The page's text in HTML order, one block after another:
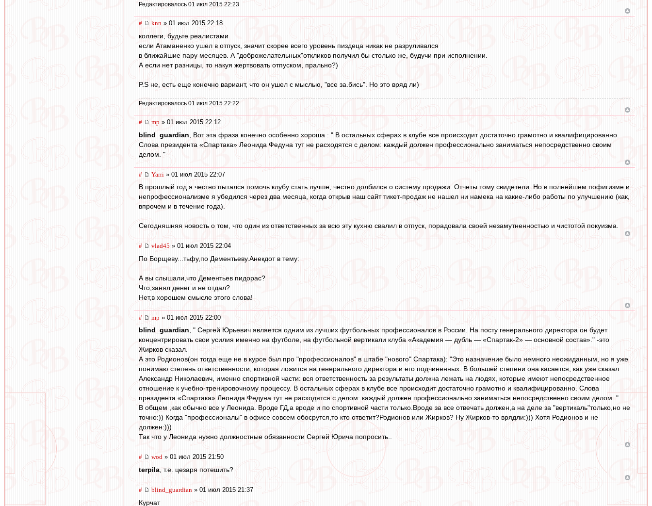
Редактировалось 01 июл 2015 22:23
# knn » 01 июл 2015 22:18
коллеги, будьте реалистами
если Атаманенко ушел в отпуск, значит скорее всего уровень пиздеца никак не разруливался
в ближайшие пару месяцев. А "доброжелательных"откликов получил бы столько же, будучи при исполнении.
А если нет разницы, то накуя жертвовать отпуском, прально?)
P.S не, есть еще конечно вариант, что он ушел с мыслью, "все за.бись". Но это вряд ли)
Редактировалось 01 июл 2015 22:22
# mp » 01 июл 2015 22:12
blind_guardian , Вот эта фраза конечно особенно хороша : " В остальных сферах в клубе все происходит достаточно грамотно и квалифицированно.
Слова президента «Спартака» Леонида Федуна тут не расходятся с делом: каждый должен профессионально заниматься непосредственно своим
делом. "
# Yarri » 01 июл 2015 22:07
В прошлый год я честно пытался помочь клубу стать лучше, честно долбился о систему продажи. Отчеты тому свидетели. Но в полнейшем пофигизме и
непрофессионализме я убедился через два месяца, когда открыв наш сайт тикет-продаж не нашел ни намека на какие-либо работы по улучшению (как,
впрочем и в течение года).
Сегодняшняя новость о том, что один из ответственных за всю эту кухню свалил в отпуск, порадовала своей незамутненностью и чистотой покуизма.
# vlad45 » 01 июл 2015 22:04
По Борщеву...тьфу,по Дементьеву.Анекдот в тему:
А вы слышали,что Дементьев пидорас?
Что,занял денег и не отдал?
Нет,в хорошем смысле этого слова!
# mp » 01 июл 2015 22:00
blind_guardian, " Сергей Юрьевич является одним из лучших футбольных профессионалов в России. На посту генерального директора он будет
концентрировать свои усилия именно на футболе, на футбольной вертикали клуба «Академия — дубль — «Спартак-2» — основной состав»." -это
Жирков сказал.
А это Родионов(он тогда еще не в курсе был про "профессионалов" в штабе "нового" Спартака): "Это назначение было немного неожиданным, но я уже
понимаю степень ответственности, которая ложится на генерального директора и его подчиненных. В большей степени она касается, как уже сказал
Александр Николаевич, именно спортивной части: вся ответственность за результаты должна лежать на людях, которые имеют непосредственное
отношение к учебно-тренировочному процессу. В остальных сферах в клубе все происходит достаточно грамотно и квалифицированно. Слова
президента «Спартака» Леонида Федуна тут не расходятся с делом: каждый должен профессионально заниматься непосредственно своим делом. "
В общем ,как обычно все у Леонида. Вроде ГД,а вроде и по спортивной части только.Вроде за все отвечать должен,а на деле за "вертикаль"только,но не
точно:)) Когда "профессионалы" в офисе совсем обосрутся,то кто ответит?Родионов или Жирков? Ну Жирков-то врядли:))) Хотя Родионов и не
должен:)))
Так что у Леонида нужно должностные обязанности Сергей Юрича попросить..
# wod » 01 июл 2015 21:50
terpila , т.е. цезаря потешить?
# blind_guardian » 01 июл 2015 21:37
Курчат